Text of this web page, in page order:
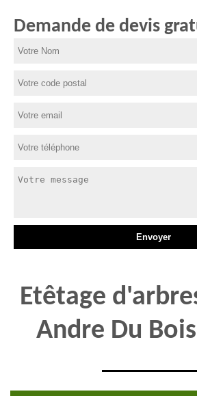
Demande de devis
Etêtage
Andre Du